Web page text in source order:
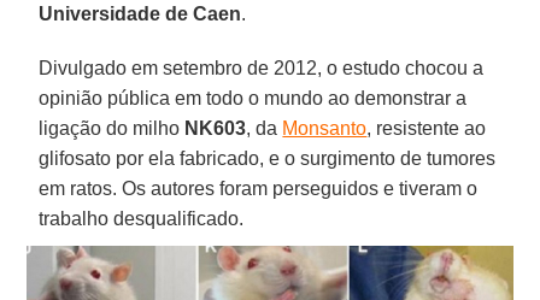
Universidade de Caen.
Divulgado em setembro de 2012, o estudo chocou a
opinião pública em todo o mundo ao demonstrar a
ligação do milho NK603, da Monsanto, resistente ao
glifosato por ela fabricado, e o surgimento de tumores
em ratos. Os autores foram perseguidos e tiveram o
trabalho desqualificado.